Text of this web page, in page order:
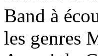
Band à
les genres